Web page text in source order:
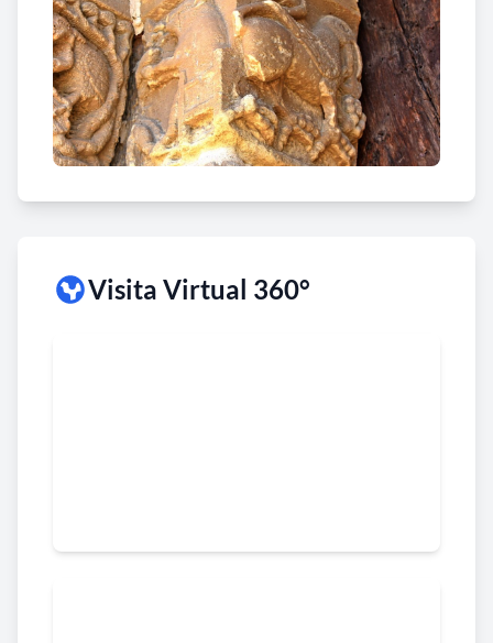
Visita Virtual 360°